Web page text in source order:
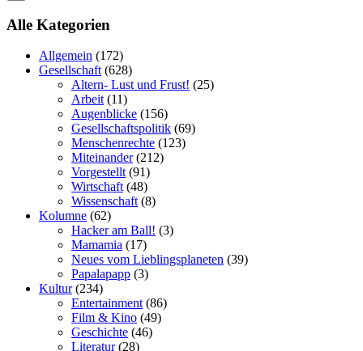
Alle Kategorien
Allgemein (172)
Gesellschaft (628)
Altern- Lust und Frust! (25)
Arbeit (11)
Augenblicke (156)
Gesellschaftspolitik (69)
Menschenrechte (123)
Miteinander(212)
Vorgestellt (91)
Wirtschaft (48)
Wissenschaft (8)
Kolumne (62)
Hacker am Ball! (3)
Mamamia (17)
Neues vom Lieblingsplaneten (39)
Papalapapp (3)
Kultur(234)
Entertainment (86)
Film & Kino (49)
Geschichte (46)
Literatur(28)